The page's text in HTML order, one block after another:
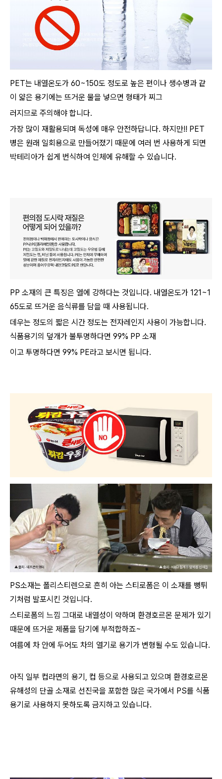
PET는 내열온도가 60~150도 정도로 높은 편이나 생수병과 같
이 얇은 용기에는 뜨거운 물을 넣으면 형태가 찌그
러지므로 주의해야 합니다.
가장 많이 재활용되며 독성에 매우 안전하답니다. 하지만!! PET
병은 원래 일회용으로 만들어졌기 때문에 여러 번 사용하게 되면
박테리아가 쉽게 번식하여 인체에 유해할 수 있습니다.
PP 소재의 큰 특징은 열에 강하다는 것입니다. 내열온도가 121~1
65도로 뜨거운 음식류를 담을 때 사용됩니다.
데우는 정도의 짧은 시간 정도는 전자레인지 사용이 가능합니다.
식품용기의 덮개가 불투명하다면 99% PP 소재
이고 투명하다면 99% PE라고 보시면 됩니다.
PS소재는 폴리스티렌으로 흔히 아는 스티로폼은 이 소재를 뻥튀
기처럼 발포시킨 것입니다.
스티로폼의 느낌 그대로 내열성이 약하며 환경호르몬 문제가 있기
때문에 뜨거운 제품을 담기에 부적합하죠~
여름에 차 안에 두어도 차의 열기로 용기가 변형될 수도 있습니다.
아직 일부 컵라면의 용기, 컵 등으로 사용되고 있으며 환경호르몬
유해성의 단골 소재로 선진국을 포함한 많은 국가에서 PS를 식품
용기로 사용하지 못하도록 금지하고 있습니다.